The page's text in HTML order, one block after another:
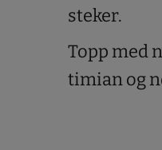
steker.
Topp med
timian og